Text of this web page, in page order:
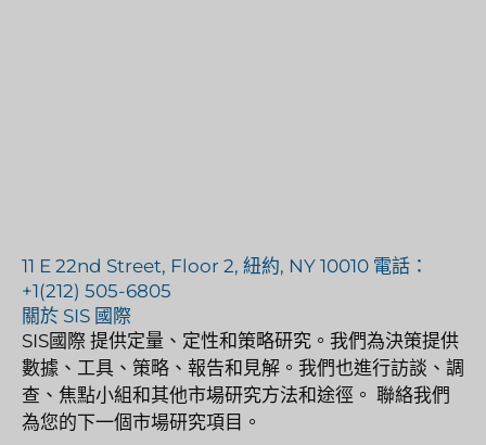
11 E 22nd Street, Floor 2, 紐約, NY 10010 電話：
+1(212) 505-6805
關於 SIS 國際
SIS國際 提供定量、定性和策略研究。我們為決策提供
數據、工具、策略、報告和見解。我們也進行訪談、調
查、焦點小組和其他市場研究方法和途徑。 聯絡我們
為您的下一個市場研究項目。